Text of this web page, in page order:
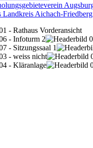
Landkreis Aichach-